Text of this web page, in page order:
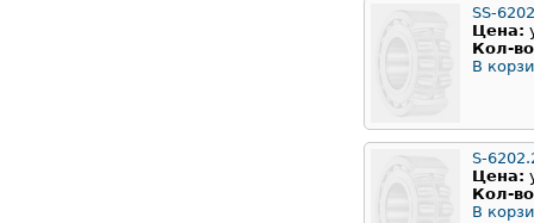
SS-
Цена:
Кол-
В
S-
Цена:
Кол-
В